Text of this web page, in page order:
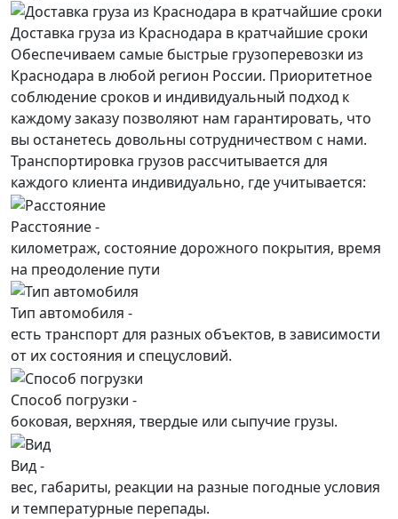
Доставка груза из Краснодара в кратчайшие сроки
Обеспечиваем самые быстрые грузоперевозки из
Краснодара в любой регион России. Приоритетное
соблюдение сроков и индивидуальный подход к
каждому заказу позволяют нам гарантировать, что
вы останетесь довольны сотрудничеством с нами.
Транспортировка грузов рассчитывается для
каждого клиента индивидуально, где учитывается:
Расстояние -
километраж, состояние дорожного покрытия, время
на преодоление пути
Тип автомобиля -
есть транспорт для разных объектов, в зависимости
от их состояния и спецусловий.
Способ погрузки -
боковая, верхняя, твердые или сыпучие грузы.
Вид -
вес, габариты, реакции на разные погодные условия
и температурные перепады.